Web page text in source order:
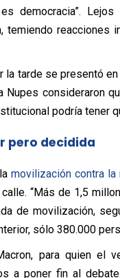
democracia”.
temiendo
la tarde se presentó
Nupes consideraron
podría tener
pero decidida
movilización contra
“Más de 1,5
de movilización,
sólo 380.000
para quien
a poner fin al